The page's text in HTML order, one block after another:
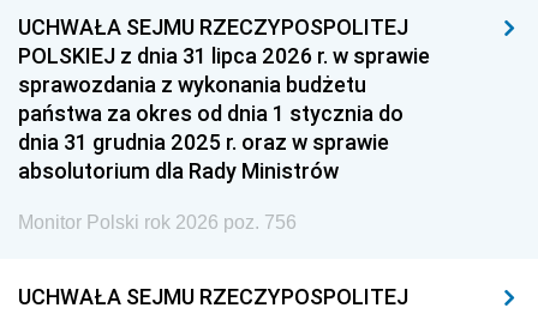
1954 1953 1952
1951 1950
1948 1947 1946
1939 1938
UCHWAŁA SEJMU RZECZYPOSPOLITEJ
POLSKIEJ z dnia 31 lipca 2026 r. w sprawie
sprawozdania z wykonania budżetu
państwa za okres od dnia 1 stycznia do
dnia 31 grudnia 2025 r. oraz w sprawie
absolutorium dla Rady Ministrów
Monitor Polski rok 2026 poz. 756
UCHWAŁA SEJMU RZECZYPOSPOLITEJ